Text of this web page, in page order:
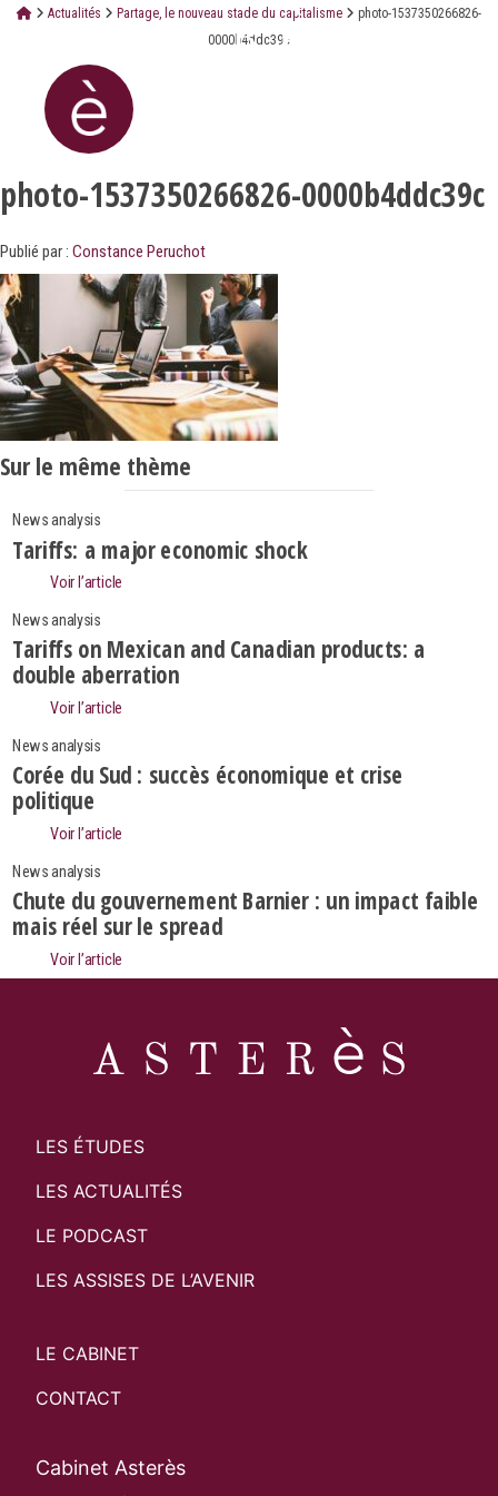
Actualités Partage, le nouveau stade du capitalisme
photo-1537350266826-
0000b4ddc39c
photo-1537350266826-0000b4ddc39c
Publié par : Constance Peruchot
Sur le même thème
News analysis
Tariffs: a major economic shock
Voir l’article
News analysis
Tariffs on Mexican and Canadian products: a
double aberration
Voir l’article
News analysis
Corée du Sud : succès économique et crise
politique
Voir l’article
News analysis
Chute du gouvernement Barnier : un impact faible
mais réel sur le spread
Voir l’article
LES ÉTUDES
LES ACTUALITÉS
LE PODCAST
LES ASSISES DE L’AVENIR
LE CABINET
CONTACT
Cabinet Asterès